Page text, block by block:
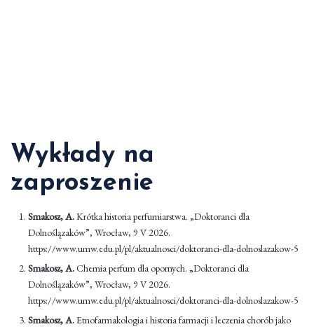
Wykłady na
zaproszenie
Smakosz, A.Krótka historia perfumiarstwa. „Doktoranci dla
Dolnoślązaków”, Wrocław, 9 V 2026.
https://www.umw.edu.pl/pl/aktualnosci/doktoranci-dla-dolnoslazakow-5
Smakosz, A.Chemia perfum dla opornych. „Doktoranci dla
Dolnoślązaków”, Wrocław, 9 V 2026.
https://www.umw.edu.pl/pl/aktualnosci/doktoranci-dla-dolnoslazakow-5
Smakosz, A.Etnofarmakologia i historia farmacji i leczenia chorób jako